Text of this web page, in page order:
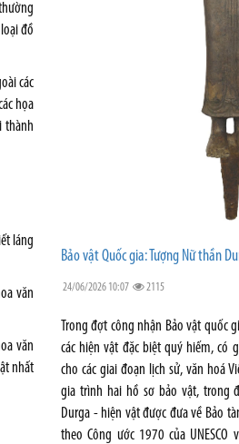
đồ
các
họa
thành
láng
văn
văn
nhất
Bảo vật Quốc gia: Tượng Nữ thần
24/06/2026 10:07 2115
Trong đợt công nhận Bảo vật quốc
các hiện vật đặc biệt quý hiếm, có
cho các giai đoạn lịch sử, văn hoá
gia trình hai hồ sơ bảo vật, trong
Durga - hiện vật được đưa về Bảo
theo Công ước 1970 của